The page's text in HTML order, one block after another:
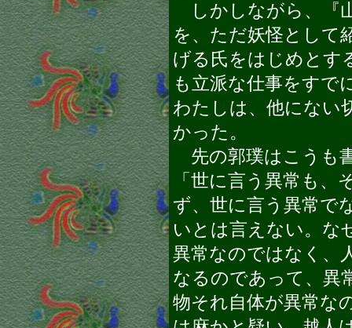
しかしながら、『
を、ただ妖怪として
げる氏をはじめとす
も立派な仕事をすで
わたしは、他にない
かった。
先の郭璞はこうも
「世に言う異常も
ず、世に言う異常で
いとは言えない。な
異常なのではなく、
なるのであって、異
物それ自体が異常な